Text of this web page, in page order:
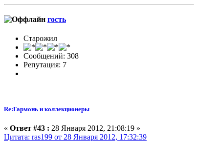
гость
Старожил
Сообщений: 308
Репутация: 7
Re:Гармонь и коллекционеры
« Ответ #43 : 28 Января 2012, 21:08:19 »
Цитата: ras199 от 28 Января 2012, 17:32:39